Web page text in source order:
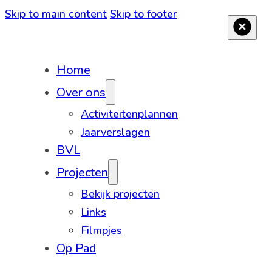
Skip to main content Skip to footer
Home
Over ons
Activiteitenplannen
Jaarverslagen
BVL
Projecten
Bekijk projecten
Links
Filmpjes
Op Pad